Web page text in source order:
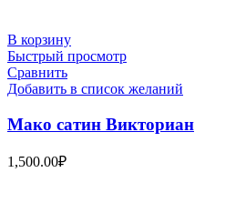
В корзину
Быстрый просмотр
Сравнить
Добавить в список желаний
Мако сатин Викториан
1,500.00₽